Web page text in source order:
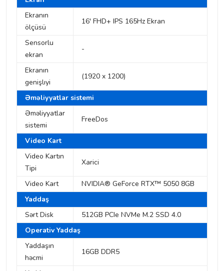
Ekranın
ölçüsü
16' FHD+ IPS 165Hz Ekran
Sensorlu
ekran
-
Ekranın
genişlıyi
(1920 x 1200)
Əməliyyatlar sistemi
Əməliyyatlar
sistemi
FreeDos
Video Kart
Video Kartın
Tipi
Xarici
Video Kart
NVIDIA® GeForce RTX™ 5050 8GB
Yaddaş
Sərt Disk
512GB PCIe NVMe M.2 SSD 4.0
Operativ Yaddaş
Yaddaşın
həcmi
16GB DDR5